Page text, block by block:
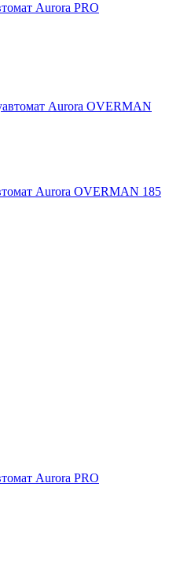
Aurora PRO
Aurora OVERMAN 185
Aurora PRO